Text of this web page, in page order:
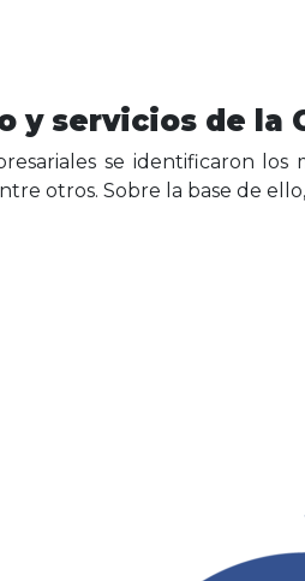
y servicios de la
se identificaron los
otros. Sobre la base de